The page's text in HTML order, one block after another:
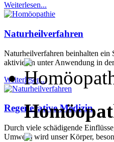
Weiterlesen...
Naturheilverfahren
Naturheilverfahren beinhalten ein
aktivieren unter Anwendung in
Weiterlesen...
Regenerative Medizin
Durch viele schädigende
Umwelt) wird unser Körper,